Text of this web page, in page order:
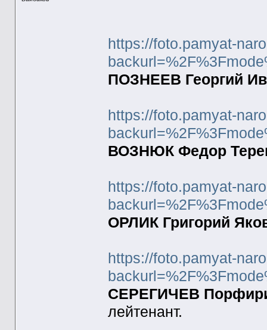
https://foto.pamyat-
ПОЗНЕЕВ Георгий
https://foto.pamyat-
ВОЗНЮК Федор
https://foto.pamyat-
ОРЛИК Григорий
https://foto.pamyat-
СЕРЕГИЧЕВ
лейтенант.